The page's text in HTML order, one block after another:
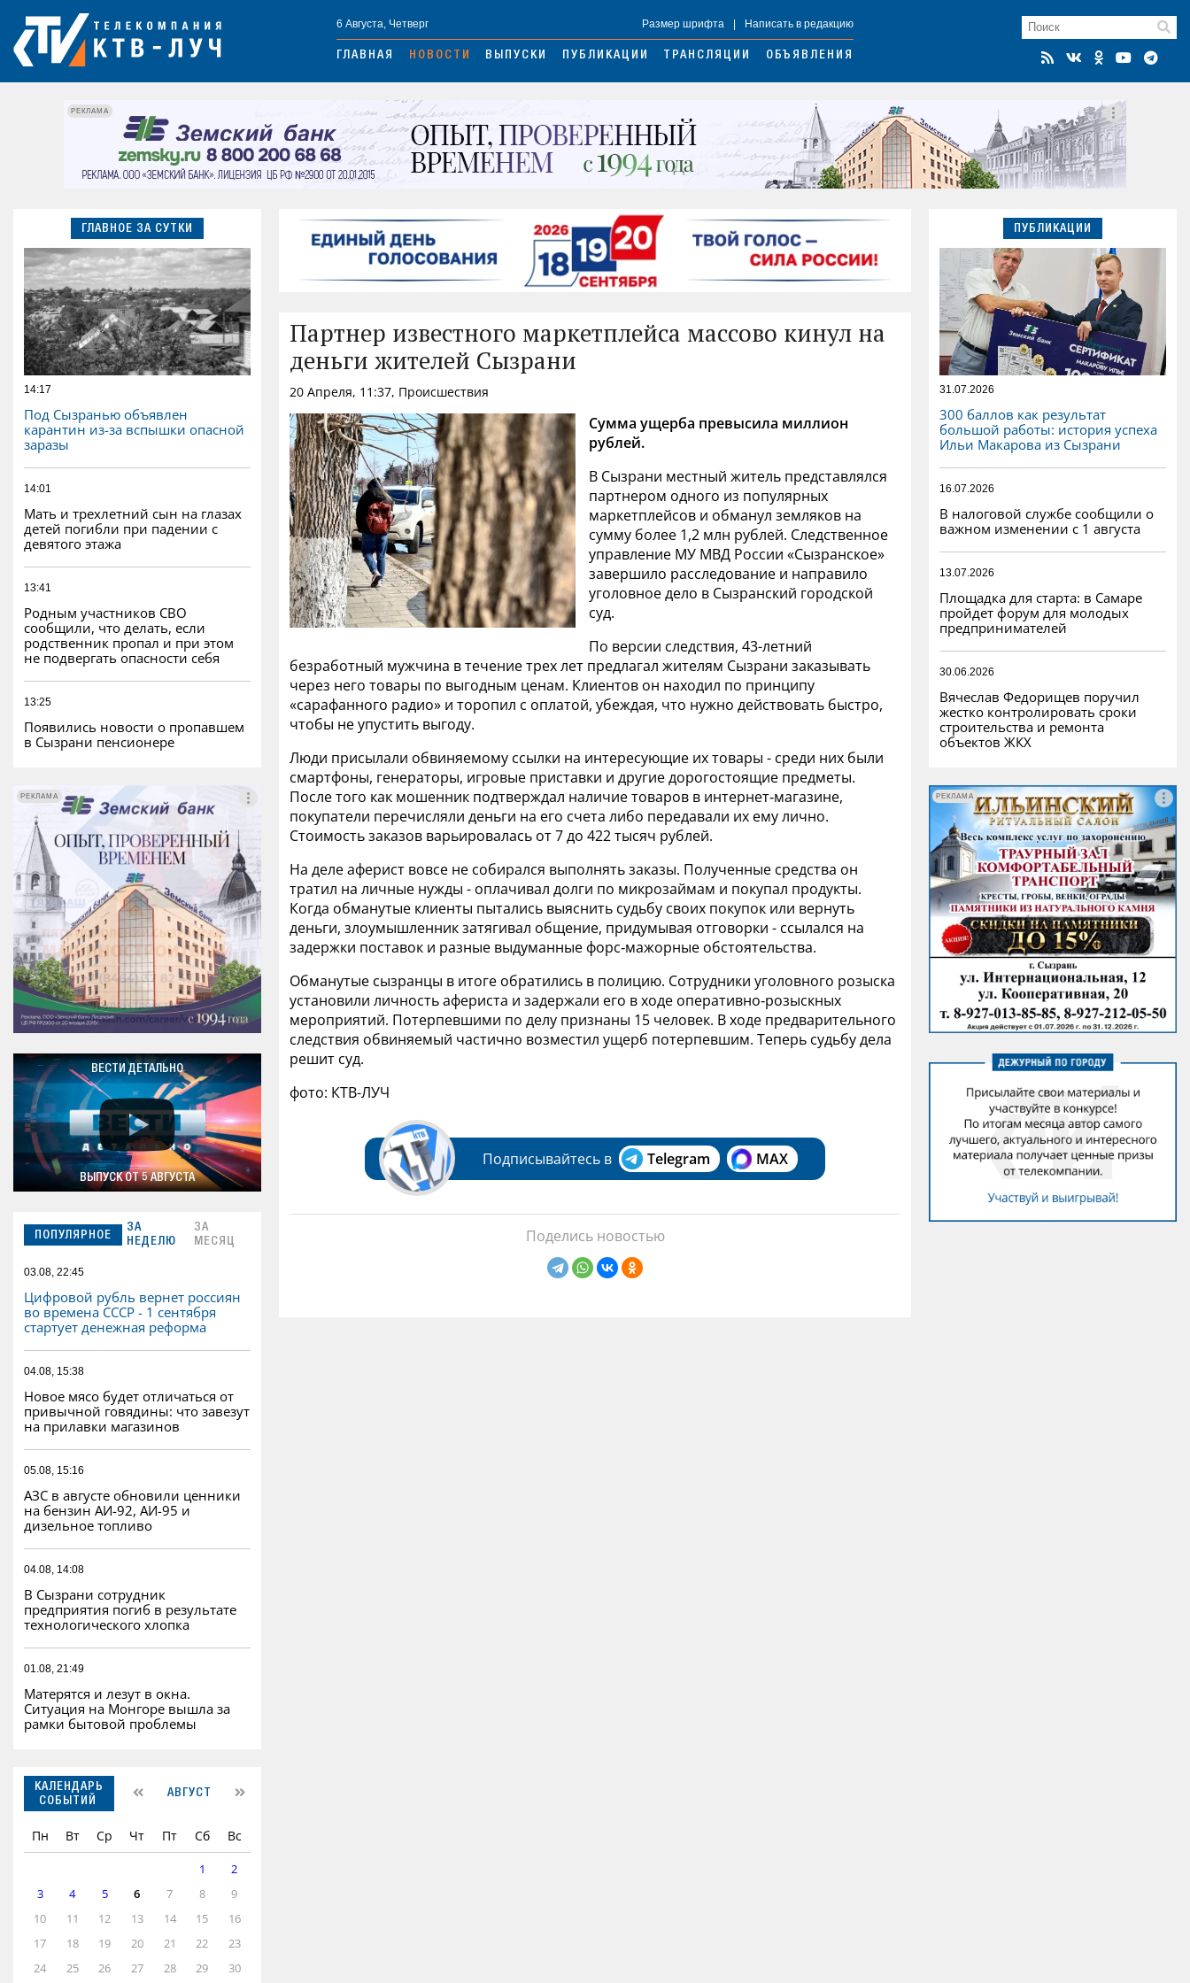
6 Августа, Четверг Размер шрифта Написать в редакцию
ГЛАВНАЯ НОВОСТИ ВЫПУСКИ ПУБЛИКАЦИИ ТРАНСЛЯЦИИ ОБЪЯВЛЕНИЯ
РЕКЛАМА
ГЛАВНОЕ ЗА СУТКИ
14:17
Под Сызранью объявлен
карантин из-за вспышки опасной
заразы
14:01
Мать и трехлетний сын на глазах
детей погибли при падении с
девятого этажа
13:41
Родным участников СВО
сообщили, что делать, если
родственник пропал и при этом
не подвергать опасности себя
13:25
Появились новости о пропавшем
в Сызрани пенсионере
РЕКЛАМА
РЕКЛАМА
ВЕСТИ ДЕТАЛЬНО
ВЫПУСК ОТ 5 АВГУСТА
ПОПУЛЯРНОЕ
ЗА
НЕДЕЛЮ
ЗА
МЕСЯЦ
03.08, 22:45
Цифровой рубль вернет россиян
во времена СССР - 1 сентября
стартует денежная реформа
04.08, 15:38
Новое мясо будет отличаться от
привычной говядины: что завезут
на прилавки магазинов
05.08, 15:16
АЗС в августе обновили ценники
на бензин АИ-92, АИ-95 и
дизельное топливо
04.08, 14:08
В Сызрани сотрудник
предприятия погиб в результате
технологического хлопка
01.08, 21:49
Матерятся и лезут в окна.
Ситуация на Монгоре вышла за
рамки бытовой проблемы
КАЛЕНДАРЬ
СОБЫТИЙ
АВГУСТ
Пн Вт Ср Чт Пт Сб Вс
1
2
3
4 5 6 7 8
9
10
11 12 13 14 15
16
17
18 19 20 21 22
23
24
25 26 27 28 29 30
Партнер известного маркетплейса массово кинул на
деньги жителей Сызрани
20 Апреля, 11:37, Происшествия
Сумма ущерба превысила миллион
рублей.
В Сызрани местный житель представлялся
партнером одного из популярных
маркетплейсов и обманул земляков на
сумму более 1,2 млн рублей. Следственное
управление МУ МВД России «Сызранское»
завершило расследование и направило
уголовное дело в Сызранский городской
суд.
По версии следствия, 43-летний
безработный мужчина в течение трех лет предлагал жителям Сызрани заказывать
через него товары по выгодным ценам. Клиентов он находил по принципу
«сарафанного радио» и торопил с оплатой, убеждая, что нужно действовать быстро,
чтобы не упустить выгоду.
Люди присылали обвиняемому ссылки на интересующие их товары - среди них были
смартфоны, генераторы, игровые приставки и другие дорогостоящие предметы.
После того как мошенник подтверждал наличие товаров в интернет‑магазине,
покупатели перечисляли деньги на его счета либо передавали их ему лично.
Стоимость заказов варьировалась от 7 до 422 тысяч рублей.
На деле аферист вовсе не собирался выполнять заказы. Полученные средства он
тратил на личные нужды - оплачивал долги по микрозаймам и покупал продукты.
Когда обманутые клиенты пытались выяснить судьбу своих покупок или вернуть
деньги, злоумышленник затягивал общение, придумывая отговорки - ссылался на
задержки поставок и разные выдуманные форс‑мажорные обстоятельства.
Обманутые сызранцы в итоге обратились в полицию. Сотрудники уголовного розыска
установили личность афериста и задержали его в ходе оперативно‑розыскных
мероприятий. Потерпевшими по делу признаны 15 человек. В ходе предварительного
следствия обвиняемый частично возместил ущерб потерпевшим. Теперь судьбу дела
решит суд.
фото: КТВ-ЛУЧ
Подписывайтесь в Telegram MAX
Поделись новостью
ПУБЛИКАЦИИ
31.07.2026
300 баллов как результат
большой работы: история успеха
Ильи Макарова из Сызрани
16.07.2026
В налоговой службе сообщили о
важном изменении с 1 августа
13.07.2026
Площадка для старта: в Самаре
пройдет форум для молодых
предпринимателей
30.06.2026
Вячеслав Федорищев поручил
жестко контролировать сроки
строительства и ремонта
объектов ЖКХ
РЕКЛАМА